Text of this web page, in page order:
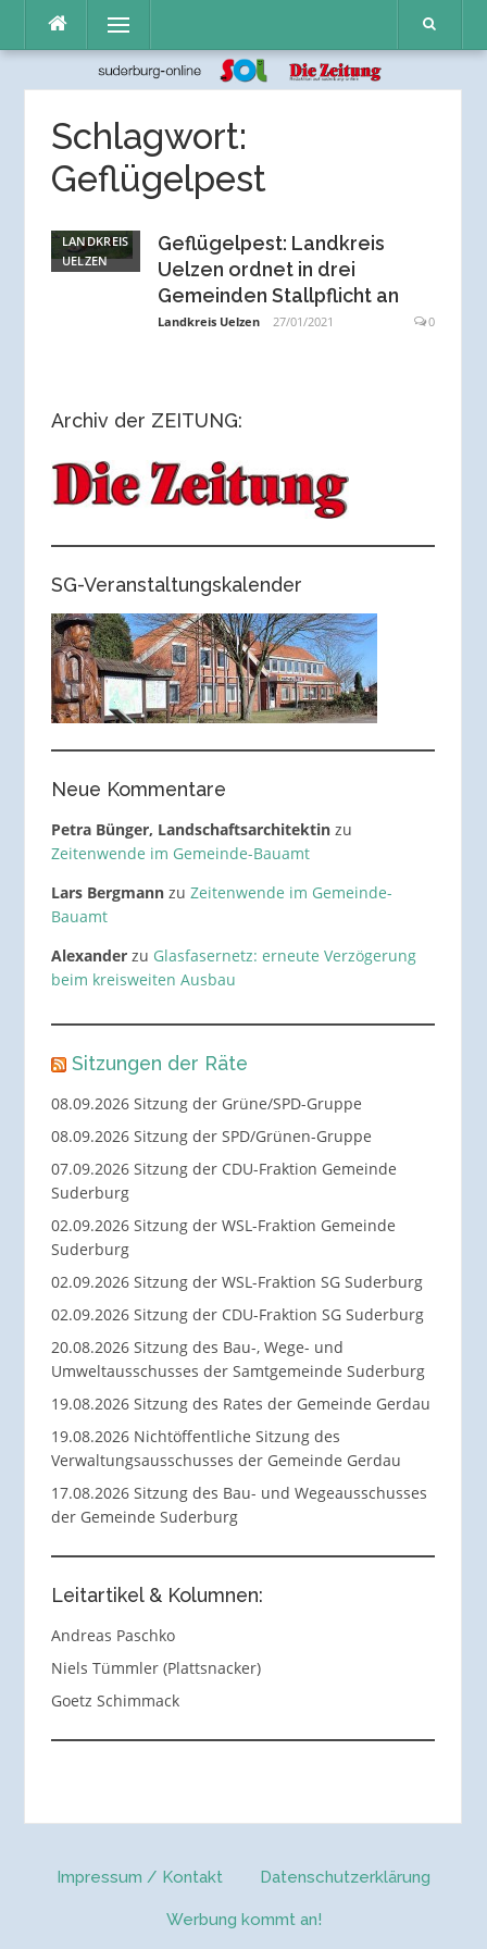
Inhalt
Menü
Schlagwort:
Geflügelpest
LANDKREIS
UELZEN
Geflügelpest: Landkreis
Uelzen ordnet in drei
Gemeinden Stallpflicht an
Landkreis Uelzen 27/01/2021 0
Archiv der ZEITUNG:
SG-Veranstaltungskalender
Neue Kommentare
Petra Bünger, Landschaftsarchitektinzu
Zeitenwende im Gemeinde-Bauamt
Lars Bergmannzu Zeitenwende im Gemeinde-
Bauamt
Alexanderzu Glasfasernetz: erneute Verzögerung
beim kreisweiten Ausbau
Sitzungen der Räte
08.09.2026 Sitzung der Grüne/SPD-Gruppe
08.09.2026 Sitzung der SPD/Grünen-Gruppe
07.09.2026 Sitzung der CDU-Fraktion Gemeinde
Suderburg
02.09.2026 Sitzung der WSL-Fraktion Gemeinde
Suderburg
02.09.2026 Sitzung der WSL-Fraktion SG Suderburg
02.09.2026 Sitzung der CDU-Fraktion SG Suderburg
20.08.2026 Sitzung des Bau-, Wege- und
Umweltausschusses der Samtgemeinde Suderburg
19.08.2026 Sitzung des Rates der Gemeinde Gerdau
19.08.2026 Nichtöffentliche Sitzung des
Verwaltungsausschusses der Gemeinde Gerdau
17.08.2026 Sitzung des Bau- und Wegeausschusses
der Gemeinde Suderburg
Leitartikel & Kolumnen:
Andreas Paschko
Niels Tümmler (Plattsnacker)
Goetz Schimmack
Impressum / Kontakt Datenschutzerklärung
Werbung kommt an!